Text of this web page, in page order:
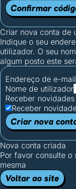
Confirmar
Criar nova conta de
Indique o seu
utilizador. O seu
algum posto este
Endereço de e-mail
Nome de utilizador
Receber
Receber
Criar nova
Nova conta criada
Por favor consulte o
mesma
Voltar ao site